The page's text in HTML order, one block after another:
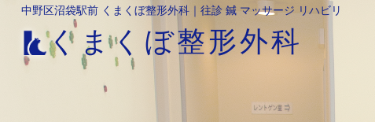
中野区沼袋駅前 くまくぼ整形外科｜往診 鍼 マッサージ リハビリ
くまくぼ整形外科